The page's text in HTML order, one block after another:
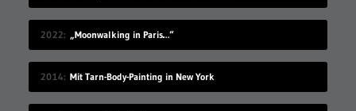
2022 „Moonwalking in Paris…“
2014 Mit Tarn-Body-Painting in New York